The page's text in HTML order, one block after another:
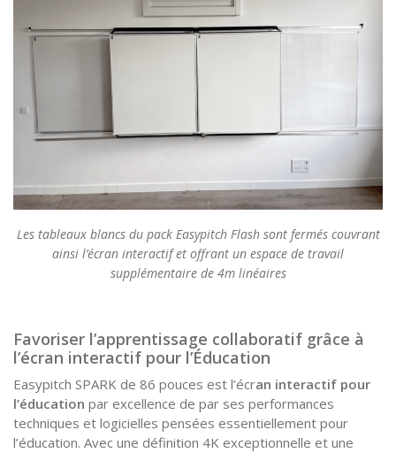
Les tableaux blancs du pack Easypitch Flash sont fermés couvrant
ainsi l’écran interactif et offrant un espace de travail
supplémentaire de 4m linéaires
Favoriser l’apprentissage collaboratif grâce à
l’écran interactif pour l’Éducation
Easypitch SPARK de 86 pouces est l’écran interactif pour
l’éducation par excellence de par ses performances
techniques et logicielles pensées essentiellement pour
l’éducation. Avec une définition 4K exceptionnelle et une